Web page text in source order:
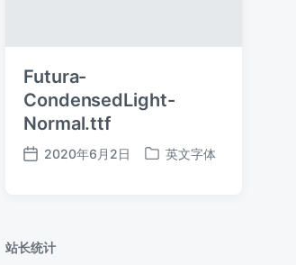
Futura-
CondensedLight-
Normal.ttf
发
2020年6月2日
发
英文字体
站长统计